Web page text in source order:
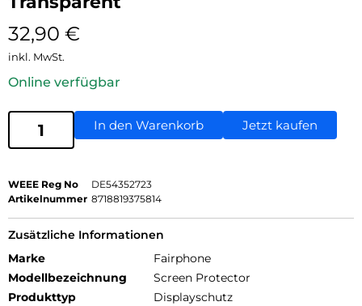
32,90 €
inkl. MwSt.
Online verfügbar
In den Warenkorb Jetzt kaufen
WEEE Reg No
DE54352723
Artikelnummer 8718819375814
Zusätzliche Informationen
Marke
Fairphone
Modellbezeichnung
Screen Protector
Produkttyp
Displayschutz